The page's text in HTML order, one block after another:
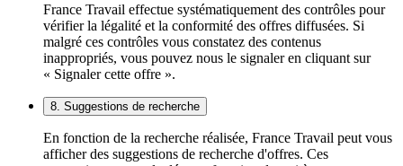
France Travail effectue systématiquement des contrôles pour
vérifier la légalité et la conformité des offres diffusées. Si
malgré ces contrôles vous constatez des contenus
inappropriés, vous pouvez nous le signaler en cliquant sur
« Signaler cette offre ».
8. Suggestions de recherche
En fonction de la recherche réalisée, France Travail peut vous
afficher des suggestions de recherche d'offres. Ces